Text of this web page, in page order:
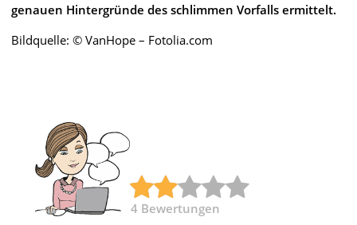
genauen Hintergründe des schlimmen Vorfalls ermittelt.
Bildquelle: © VanHope – Fotolia.com
4 Bewertungen